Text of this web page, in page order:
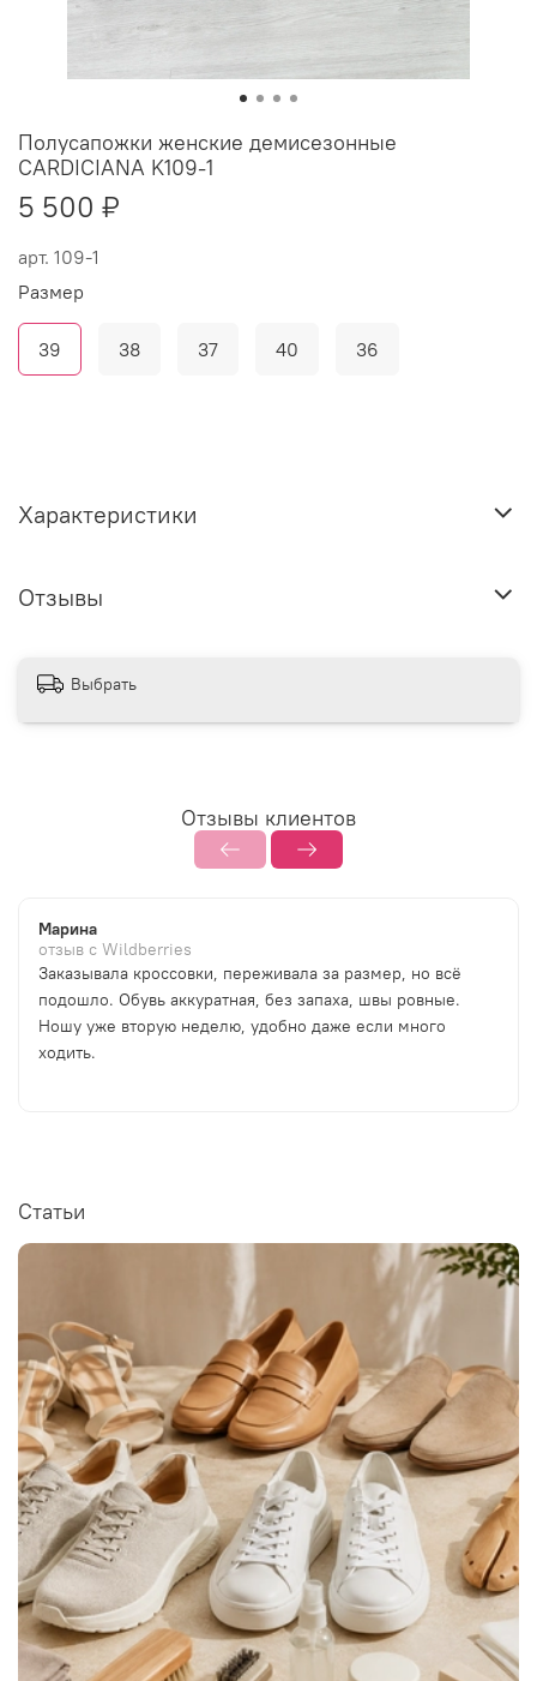
арт. 109-1
Полусапожки женские демисезонные
CARDICIANA K109-1
5 500 ₽
Размер
39 38 37 40 36
Характеристики
Отзывы
Выбрать
Отзывы клиентов
Марина
отзыв с Wildberries
Заказывала кроссовки, переживала за размер, но всё
подошло. Обувь аккуратная, без запаха, швы ровные.
Ношу уже вторую неделю, удобно даже если много
ходить.
Статьи